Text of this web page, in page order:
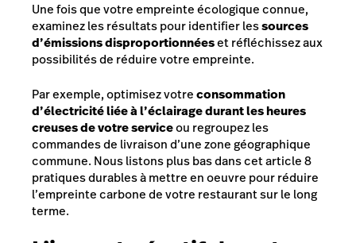
Une fois que votre empreinte écologique connue,
examinez les résultats pour identifier lessources
d’émissions disproportionnéeset réfléchissez aux
possibilités de réduire votre empreinte.
Par exemple, optimisez votreconsommation
d’électricité liée à l’éclairage durant les heures
creuses de votre serviceou regroupez les
commandes de livraison d’une zone géographique
commune. Nous listons plus bas dans cet article 8
pratiques durables à mettre en oeuvre pour réduire
l’empreinte carbone de votre restaurant sur le long
terme.